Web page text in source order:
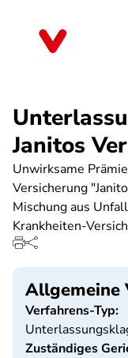
Janitos
Unwirksame
Versicherung
Mischung aus
Krankheiten-
Allgemeine
Verfahrens-Typ:
Zuständiges